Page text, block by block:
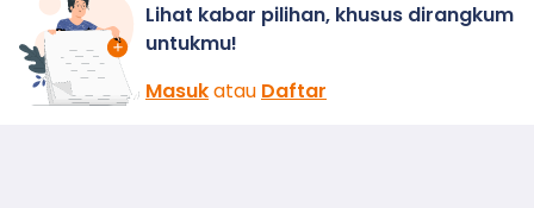
Lihat kabar pilihan, khusus dirangkum
untukmu!
Masukatau Daftar